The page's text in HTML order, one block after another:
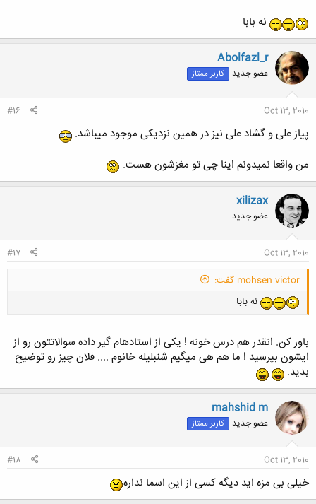
نه بابا
Abolfazl_r
عضو جدید کاربر ممتاز
Oct 13, 2010
#16
پیاز علی و گشاد علی نیز در همین نزدیکی موجود میباشد.
من واقعا نمیدونم اینا چی تو مغزشون هست.
xilizax
عضو جدید
Oct 13, 2010
#17
mohsen victor گفت:
نه بابا
باور کن. انقدر هم درس خونه ! یکی از استادهام گیر داده سوالاتتون رو از
ایشون بپرسید ! ما هم هی میگیم شنبلیله خانوم .... فلان چیز رو توضیح
بدید.
mahshid m
عضو جدید کاربر ممتاز
Oct 13, 2010
#18
خیلی بی مزه اید دیگه کسی از این اسما نداره